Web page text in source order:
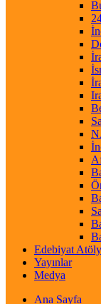
Edebiyat
Yayınlar
Medya
Ana Sayfa